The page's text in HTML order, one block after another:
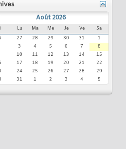
Août 2026
Lu Ma Me Je Ve
Sa
27 28 29 30 31
1
3 4 5 6 7
8
10 11 12 13 14
15
17 18 19 20 21
22
24 25 26 27 28
29
31 1 2 3 4 5